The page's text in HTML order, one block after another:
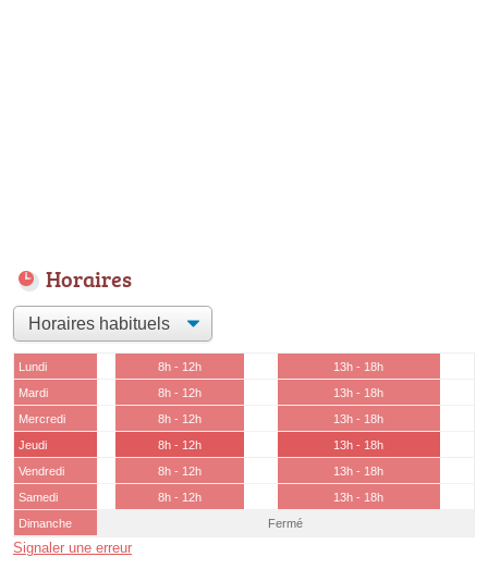
Horaires
Lundi 8h - 12h
13h - 18h
Mardi
8h - 12h
13h - 18h
Mercredi
8h - 12h
13h - 18h
Jeudi
8h - 12h
13h - 18h
Vendredi
8h - 12h
13h - 18h
Samedi
8h - 12h
13h - 18h
Dimanche
Fermé
Signaler une erreur